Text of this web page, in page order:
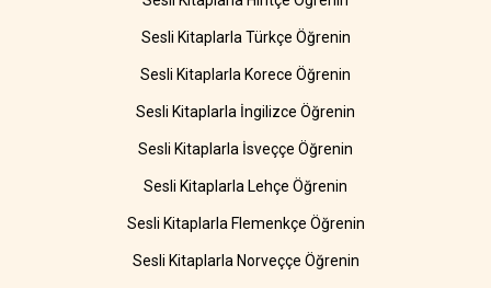
Sesli Kitaplarla Türkçe Öğrenin
Sesli Kitaplarla Korece Öğrenin
Sesli Kitaplarla İngilizce Öğrenin
Sesli Kitaplarla İsveççe Öğrenin
Sesli Kitaplarla Lehçe Öğrenin
Sesli Kitaplarla Flemenkçe Öğrenin
Sesli Kitaplarla Norveççe Öğrenin